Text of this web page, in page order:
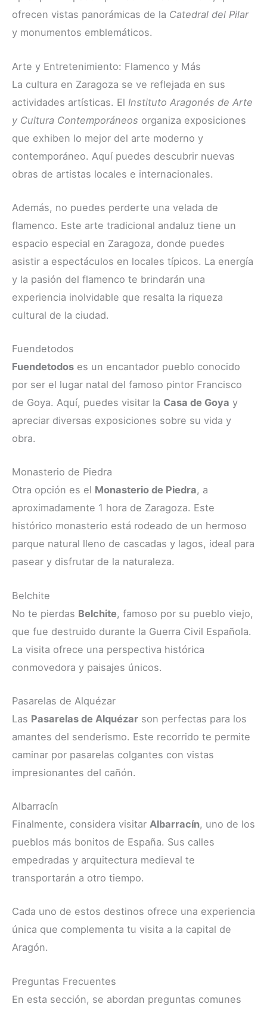
ofrecen vistas panorámicas de la Catedral del Pilar
y monumentos emblemáticos.
Arte y Entretenimiento: Flamenco y Más
La cultura en Zaragoza se ve reflejada en sus
actividades artísticas. El Instituto Aragonés de Arte
y Cultura Contemporáneos organiza exposiciones
que exhiben lo mejor del arte moderno y
contemporáneo. Aquí puedes descubrir nuevas
obras de artistas locales e internacionales.
Además, no puedes perderte una velada de
flamenco. Este arte tradicional andaluz tiene un
espacio especial en Zaragoza, donde puedes
asistir a espectáculos en locales típicos. La energía
y la pasión del flamenco te brindarán una
experiencia inolvidable que resalta la riqueza
cultural de la ciudad.
Fuendetodos
Fuendetodos es un encantador pueblo conocido
por ser el lugar natal del famoso pintor Francisco
de Goya. Aquí, puedes visitar la Casa de Goya y
apreciar diversas exposiciones sobre su vida y
obra.
Monasterio de Piedra
Otra opción es el Monasterio de Piedra, a
aproximadamente 1 hora de Zaragoza. Este
histórico monasterio está rodeado de un hermoso
parque natural lleno de cascadas y lagos, ideal para
pasear y disfrutar de la naturaleza.
Belchite
No te pierdas Belchite, famoso por su pueblo viejo,
que fue destruido durante la Guerra Civil Española.
La visita ofrece una perspectiva histórica
conmovedora y paisajes únicos.
Pasarelas de Alquézar
Las Pasarelas de Alquézar son perfectas para los
amantes del senderismo. Este recorrido te permite
caminar por pasarelas colgantes con vistas
impresionantes del cañón.
Albarracín
Finalmente, considera visitar Albarracín, uno de los
pueblos más bonitos de España. Sus calles
empedradas y arquitectura medieval te
transportarán a otro tiempo.
Cada uno de estos destinos ofrece una experiencia
única que complementa tu visita a la capital de
Aragón.
Preguntas Frecuentes
En esta sección, se abordan preguntas comunes